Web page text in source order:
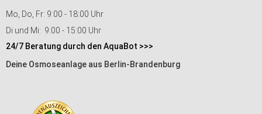
Mo, Do, Fr: 9:00 - 18:00 Uhr
Di und Mi: 9:00 - 15:00 Uhr
24/7 Beratung durch den AquaBot >>>
Deine Osmoseanlage aus Berlin-Brandenburg